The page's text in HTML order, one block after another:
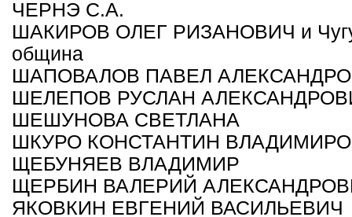
ЧЕРНЭ С.А.
ШАКИРОВ ОЛЕГ РИЗАНОВИЧ и
община
ШАПОВАЛОВ ПАВЕЛ
ШЕЛЕПОВ РУСЛАН
ШЕШУНОВА СВЕТЛАНА
ШКУРО КОНСТАНТИН
ЩЕБУНЯЕВ ВЛАДИМИР
ЩЕРБИН ВАЛЕРИЙ
ЯКОВКИН ЕВГЕНИЙ ВАСИЛЬЕВИЧ